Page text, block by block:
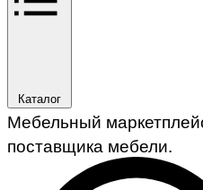
Каталог
Мебельный
поставщика мебели.